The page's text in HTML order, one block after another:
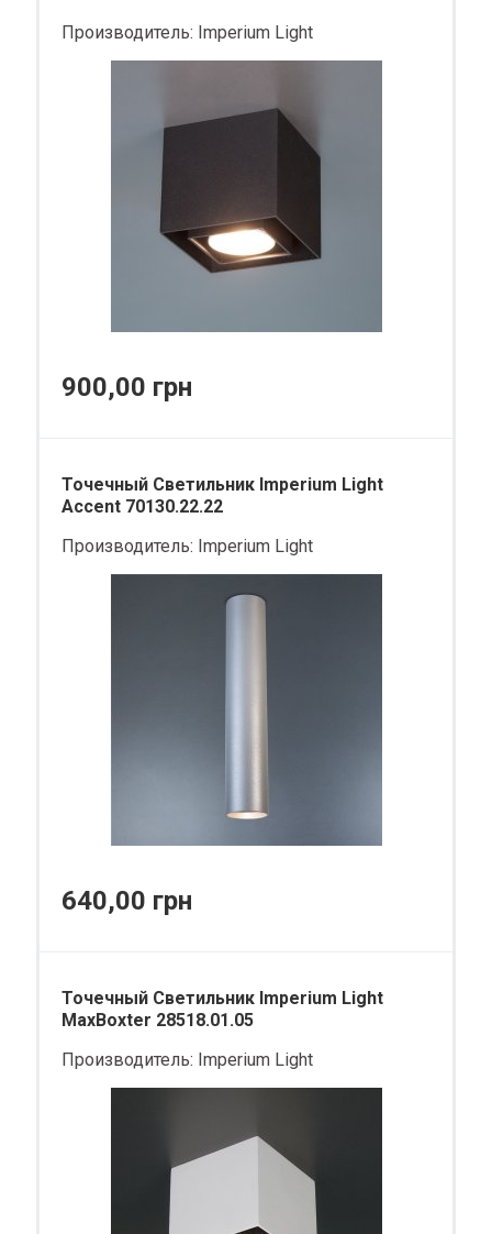
Производитель: Imperium Light
900,00 грн
Точечный Светильник Imperium Light
Accent 70130.22.22
Производитель: Imperium Light
640,00 грн
Точечный Светильник Imperium Light
MaxBoxter 28518.01.05
Производитель: Imperium Light